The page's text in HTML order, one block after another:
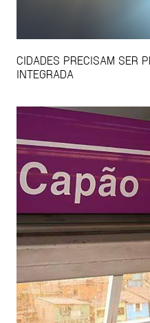
CIDADES PRECISAM SER
INTEGRADA